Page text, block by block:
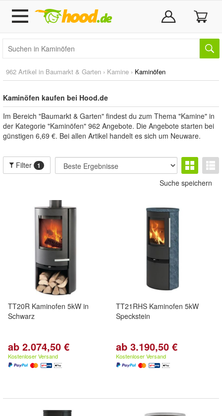
962 Artikel in Baumarkt & Garten › Kamine › Kaminöfen
Kaminöfen kaufen bei Hood.de
Im Bereich "Baumarkt & Garten" findest du zum Thema "Kamine" in
der Kategorie "Kaminöfen" 962 Angebote. Die Angebote starten bei
günstigen 6,69 €. Bei allen Artikel handelt es sich um Neuware.
Filter 1
Suche speichern
TT20R Kaminofen 5kW in
Schwarz
ab 2.074,50 €
Kostenloser Versand
TT21RHS Kaminofen 5kW
Speckstein
ab 3.190,50 €
Kostenloser Versand